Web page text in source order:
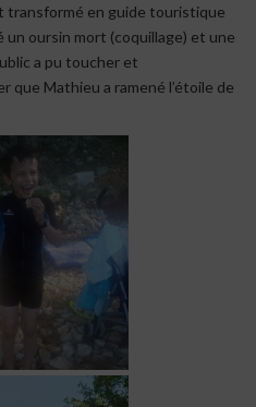
transformé en guide touristique
un oursin mort (coquillage) et une
a pu toucher et
que Mathieu a ramené l’étoile de